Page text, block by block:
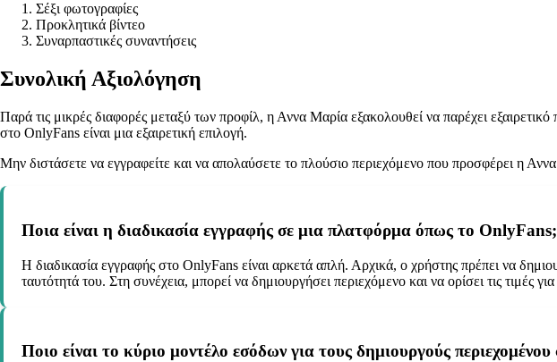
Σέξι φωτογραφίες
Προκλητικά βίντεο
Συναρπαστικές συναντήσεις
Συνολική Αξιολόγηση
Παρά τις μικρές διαφορές μεταξύ των προφίλ, η Αννα Μαρία εξακολουθεί να παρέχει
στο OnlyFans είναι μια εξαιρετική επιλογή.
Μην διστάσετε να εγγραφείτε και να απολαύσετε το πλούσιο περιεχόμενο που προσφέρει η
Ποια είναι η διαδικασία εγγραφής σε μια πλατφόρμα όπως το OnlyFans;
Η διαδικασία εγγραφής στο OnlyFans είναι αρκετά απλή. Αρχικά, ο χρήστης πρέπει να
ταυτότητά του. Στη συνέχεια, μπορεί να δημιουργήσει περιεχόμενο και να ορίσει τις τιμές
Ποιο είναι το κύριο μοντέλο εσόδων για τους δημιουργούς